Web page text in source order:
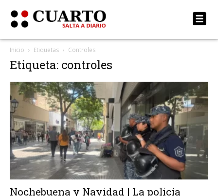
Inicio Etiquetas Controles
Etiqueta: controles
Nochebuena y Navidad | La policía